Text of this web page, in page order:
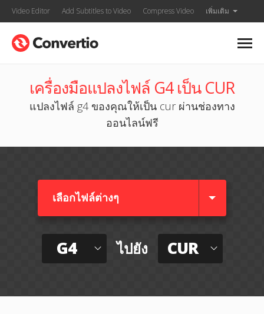
Video Editor Add Subtitles to Video Compress Video เพิ่มเติม
เครื่องมือแปลงไฟล์ G4 เป็น CUR
แปลงไฟล์ g4 ของคุณให้เป็น cur ผ่านช่องทาง
ออนไลน์ฟรี
เลือกไฟล์ต่างๆ​
G4 ไปยัง CUR